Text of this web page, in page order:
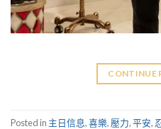
CONTINUE
Posted in 主日信息,喜樂, 壓力,平安,